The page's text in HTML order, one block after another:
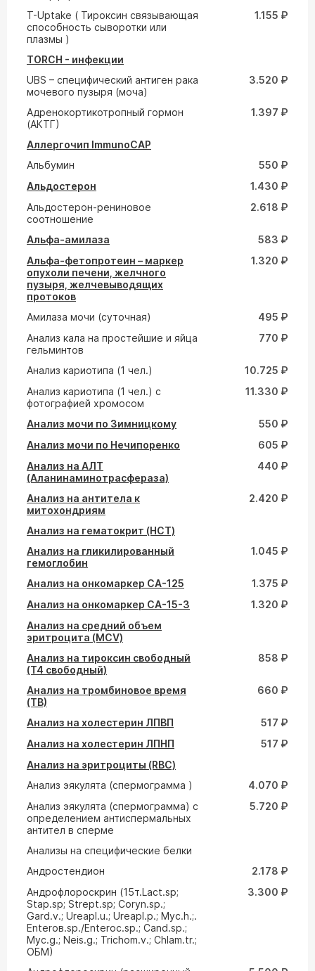
T-Uptake ( Тироксин связывающая
способность сыворотки или
плазмы )
1.155 ₽
TORCH - инфекции
UВS – специфический антиген рака
мочевого пузыря (моча)
3.520 ₽
Адренокортикотропный гормон
(АКТГ)
1.397 ₽
Аллергочип ImmunoCAP
Альбумин
550 ₽
Альдостерон
1.430 ₽
Альдостерон-рениновое
соотношение
2.618 ₽
Альфа-амилаза
583 ₽
Альфа-фетопротеин – маркер
опухоли печени, желчного
пузыря, желчевыводящих
протоков
1.320 ₽
Амилаза мочи (суточная)
495 ₽
Анализ кала на простейшие и яйца
гельминтов
770 ₽
Анализ кариотипа (1 чел.)
10.725 ₽
Анализ кариотипа (1 чел.) с
фотографией хромосом
11.330 ₽
Анализ мочи по Зимницкому
550 ₽
Анализ мочи по Нечипоренко
605 ₽
Анализ на АЛТ
(Аланинаминотрасфераза)
440 ₽
Анализ на антитела к
митохондриям
2.420 ₽
Анализ на гематокрит (HCT)
Анализ на гликилированный
гемоглобин
1.045 ₽
Анализ на онкомаркер СА-125
1.375 ₽
Анализ на онкомаркер СА-15-3
1.320 ₽
Анализ на средний объем
эритроцита (MCV)
Анализ на тироксин свободный
(Т4 свободный)
858 ₽
Анализ на тромбиновое время
(ТВ)
660 ₽
Анализ на холестерин ЛПВП
517 ₽
Анализ на холестерин ЛПНП
517 ₽
Анализ на эритроциты (RBC)
Анализ эякулята (спермограмма )
4.070 ₽
Анализ эякулята (спермограмма) с
определением антиспермальных
антител в сперме
5.720 ₽
Анализы на специфические белки
Андростендион
2.178 ₽
Андрофлороскрин (15т.Lact.sp;
Stap.sp; Strept.sp; Coryn.sp.;
Gard.v.; Ureapl.u.; Ureapl.p.; Myc.h.;.
Enteroв.sp./Enteroc.sp.; Cand.sp.;
Myc.g.; Neis.g.; Trichom.v.; Chlam.tr.;
ОБМ)
3.300 ₽